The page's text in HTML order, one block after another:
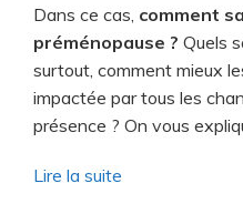
Dans ce cas, comment
préménopause ? Quels
surtout, comment mieux
impactée par tous les
présence ? On vous
Lire la suite